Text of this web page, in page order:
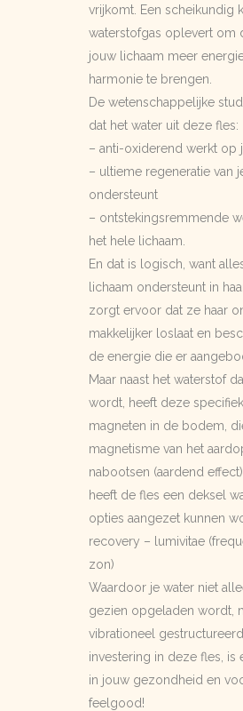
vrijkomt. Een scheikundig
waterstofgas oplevert om
jouw lichaam meer
harmonie te brengen.
De wetenschappelijke
dat het water uit deze fles:
– anti-oxiderend werkt op
– ultieme regeneratie van
ondersteunt
– ontstekingsremmende
het hele lichaam.
En dat is logisch, want
lichaam ondersteunt in
zorgt ervoor dat ze haar
makkelijker loslaat en
de energie die er
Maar naast het waterstof
wordt, heeft deze
magneten in de bodem,
magnetisme van het
nabootsen (aardend
heeft de fles een deksel
opties aangezet kunnen
recovery – lumivitae
zon)
Waardoor je water niet
gezien opgeladen wordt,
vibrationeel
investering in deze fles, is
in jouw gezondheid en
feelgood!